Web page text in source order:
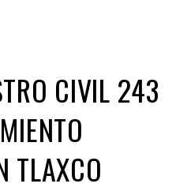
CIVIL 243
TLAXCO